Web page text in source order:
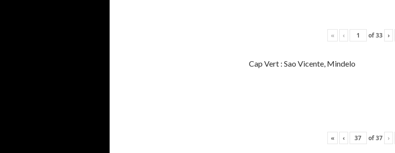
« ‹ of33 ›
Cap Vert : Sao Vicente, Mindelo
« ‹ of37 ›